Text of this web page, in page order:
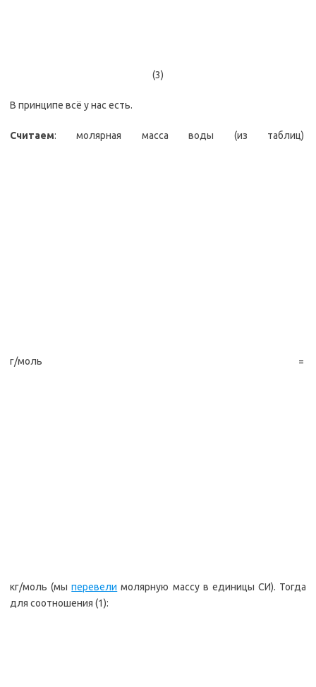
(3)
В принципе всё у нас есть.
Считаем: молярная масса воды (из таблиц)
г/моль =
кг/моль (мыперевели молярную массу в единицы СИ). Тогда
для соотношения (1):